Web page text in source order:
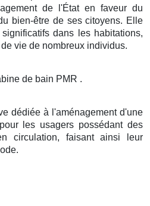
de l'État en faveur du
bien-être de ses citoyens. Elle
dans les habitations,
vie de nombreux individus.
de bain PMR .
dédiée à l'aménagement d'une
les usagers possédant des
circulation, faisant ainsi leur